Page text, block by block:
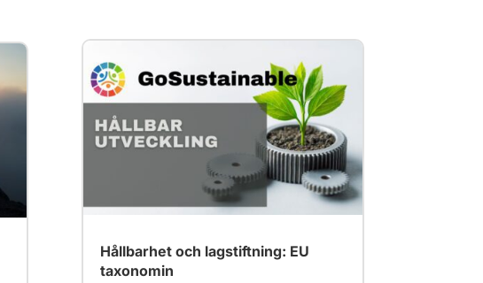
Hållbarhet och lagstiftning: EU
taxonomin